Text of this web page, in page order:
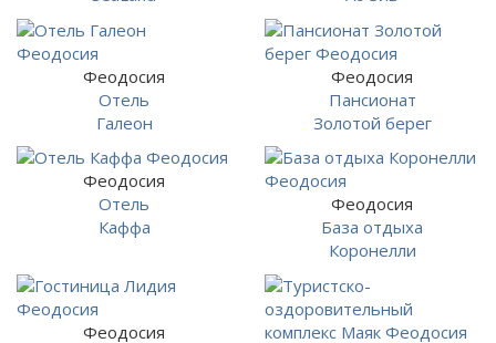
Феодосия
Отель
Галеон
Феодосия
Пансионат
Золотой берег
Феодосия
Отель
Каффа
Феодосия
База отдыха
Коронелли
Феодосия